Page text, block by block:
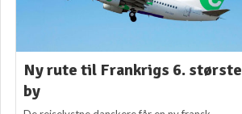
Ny rute til Frankrigs 6. største
by